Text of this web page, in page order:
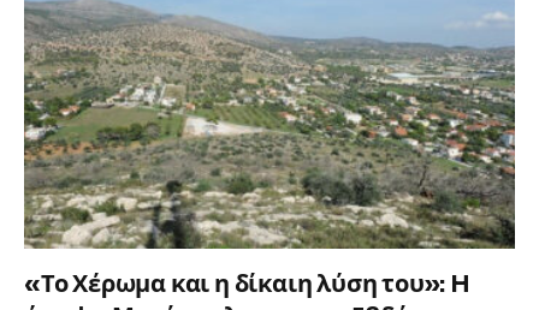
«Το Χέρωμα και η δίκαιη λύση του»: H